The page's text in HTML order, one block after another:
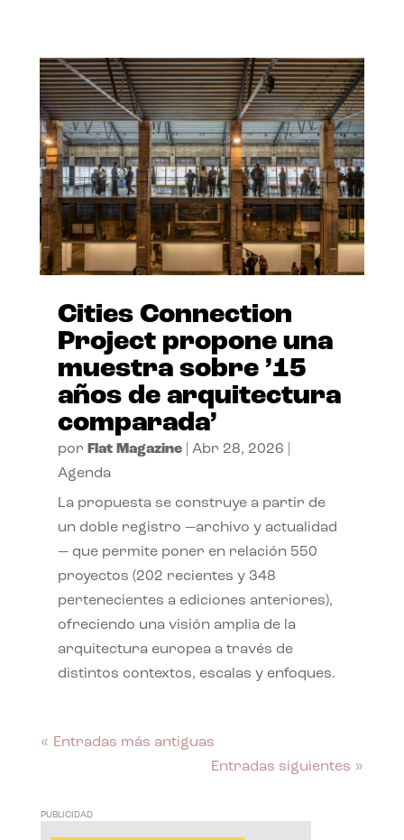
Cities Connection
Project propone una
muestra sobre ’15
años de arquitectura
comparada’
por Flat Magazine| Abr 28, 2026
Agenda
La propuesta se construye a partir de
un doble registro —archivo y actualidad
— que permite poner en relación 550
proyectos (202 recientes y 348
pertenecientes a ediciones anteriores),
ofreciendo una visión amplia de la
arquitectura europea a través de
distintos contextos, escalas y enfoques.
« Entradas más antiguas
Entradas siguientes »
PUBLICIDAD